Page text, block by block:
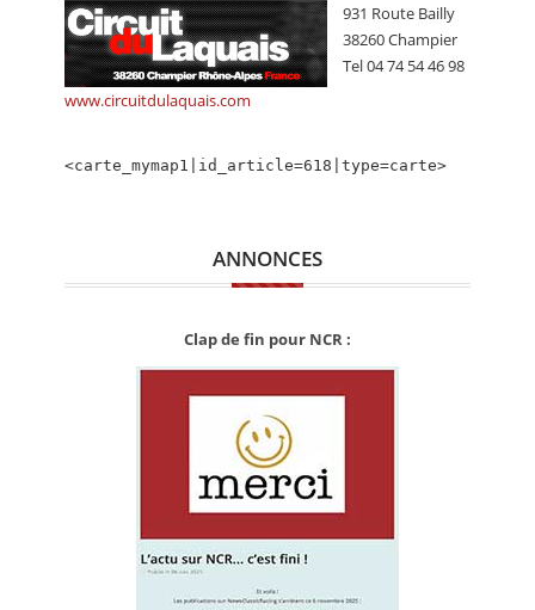
CALENDRIER
FOCUS
ANNUAIRES
931 Route Bailly
38260 Champier
Tel 04 74 54 46 98
www.circuitdulaquais.com
<carte_mymap1|id_article=618|type=carte>
ANNONCES
Clap de fin pour NCR :